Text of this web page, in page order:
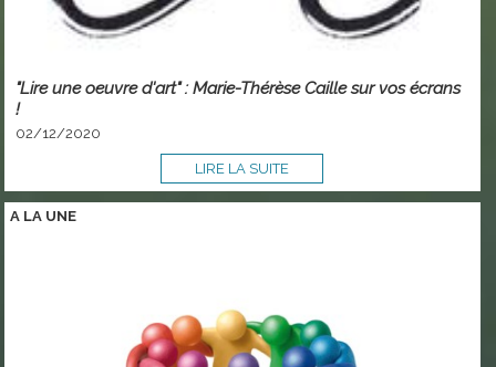
"Lire une oeuvre d'art" : Marie-Thérèse Caille sur vos écrans
!
02/12/2020
LIRE LA SUITE
A LA UNE